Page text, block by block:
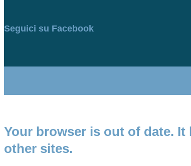
Seguici su Facebook
Your browser is out of date.
other sites.